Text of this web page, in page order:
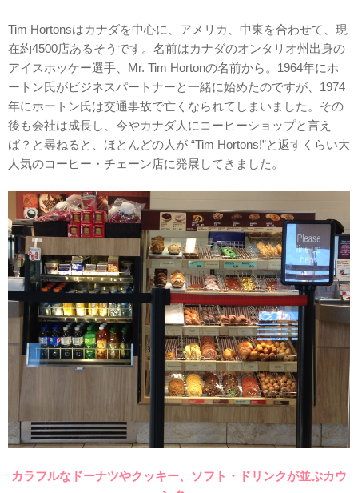
Tim Hortonsはカナダを中心に、アメリカ、中東を合わせて、現
在約4500店あるそうです。名前はカナダのオンタリオ州出身の
アイスホッケー選手、Mr. Tim Hortonの名前から。1964年にホ
ートン氏がビジネスパートナーと一緒に始めたのですが、1974
年にホートン氏は交通事故で亡くなられてしまいました。その
後も会社は成長し、今やカナダ人にコーヒーショップと言え
ば？と尋ねると、ほとんどの人が “Tim Hortons!”と返すくらい大
人気のコーヒー・チェーン店に発展してきました。
カラフルなドーナツやクッキー、ソフト・ドリンクが並ぶカウ